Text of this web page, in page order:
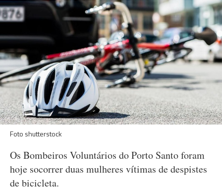
Foto shutterstock
Os Bombeiros Voluntários do Porto Santo foram
hoje socorrer duas mulheres vítimas de despistes
de bicicleta.